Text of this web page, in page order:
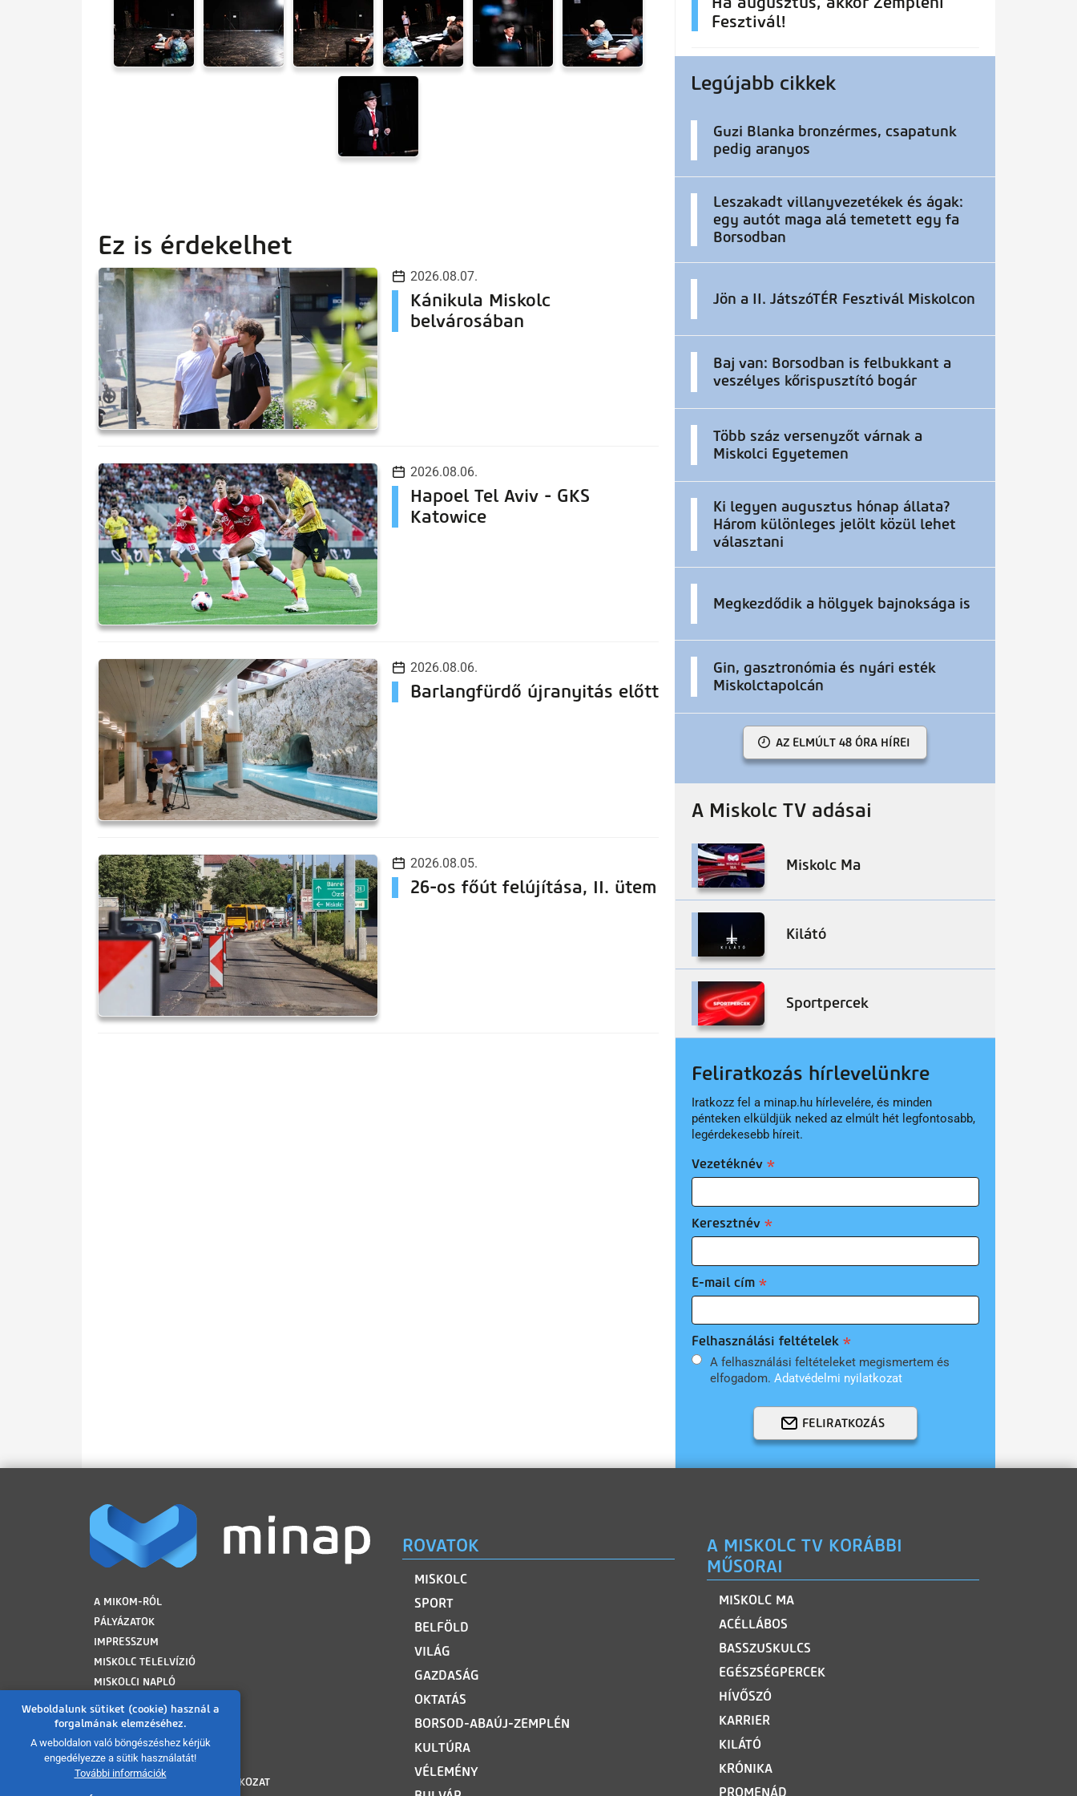
Weboldalunk sütiket (cookie) használ a
forgalmának elemzéséhez.
A weboldalon való böngészéshez kérjük
engedélyezze a sütik használatát!
További információk
Ez is érdekelhet
2026.08.07.
Kánikula Miskolc
belvárosában
2026.08.06.
Hapoel Tel Aviv - GKS
Katowice
2026.08.06.
Barlangfürdő újranyitás előtt
2026.08.05.
26-os főút felújítása, II. ütem
Fesztivál!
Legújabb cikkek
Guzi Blanka bronzérmes, csapatunk
pedig aranyos
Leszakadt villanyvezetékek és ágak:
egy autót maga alá temetett egy fa
Borsodban
Jön a II. JátszóTÉR Fesztivál Miskolcon
Baj van: Borsodban is felbukkant a
veszélyes kőrispusztító bogár
Több száz versenyzőt várnak a
Miskolci Egyetemen
Ki legyen augusztus hónap állata?
Három különleges jelölt közül lehet
választani
Megkezdődik a hölgyek bajnoksága is
Gin, gasztronómia és nyári esték
Miskolctapolcán
AZ ELMÚLT 48 ÓRA HÍREI
A Miskolc TV adásai
Miskolc Ma
Kilátó
Sportpercek
Feliratkozás hírlevelünkre
Iratkozz fel a minap.hu hírlevelére, és minden
pénteken elküldjük neked az elmúlt hét legfontosabb,
legérdekesebb híreit.
Vezetéknév
Keresztnév
E-mail cím
Felhasználási feltételek
A felhasználási feltételeket megismertem és
elfogadom. Adatvédelmi nyilatkozat
FELIRATKOZÁS
LÁBLÉC
A MIKOM-RÓL
PÁLYÁZATOK
IMPRESSZUM
MISKOLC TELELVÍZIÓ
MISKOLCI NAPLÓ
FELHASZNÁLÁSI FELTÉTELEK
ADATVÉDELMI TÁJÉKOZTATÓ
SÜTI TÁJÉKOZTATÓ
AKADÁLYMENTESÍTÉSI NYILATKOZAT
ROVATOK
MISKOLC
SPORT
BELFÖLD
VILÁG
GAZDASÁG
OKTATÁS
BORSOD-ABAÚJ-ZEMPLÉN
KULTÚRA
VÉLEMÉNY
A MISKOLC TV KORÁBBI
MŰSORAI
MISKOLC MA
ACÉLLÁBOS
BASSZUSKULCS
EGÉSZSÉGPERCEK
HÍVŐSZÓ
KARRIER
KILÁTÓ
KRÓNIKA
PROMENÁD